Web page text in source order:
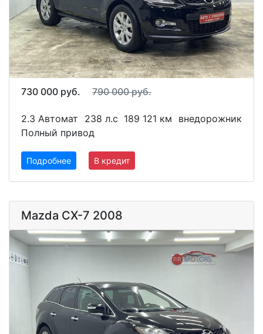
730 000 руб. 790 000 руб.
2.3 Автомат 238 л.с 189 121 км
внедорожник
Полный привод
Подробнее В кредит
Mazda CX-7 2008